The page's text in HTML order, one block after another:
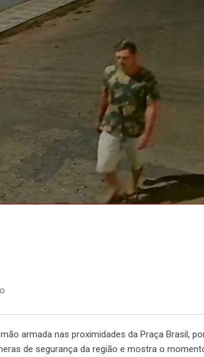
armada nas proximidades da Praça Brasil,
de segurança da região e mostra o